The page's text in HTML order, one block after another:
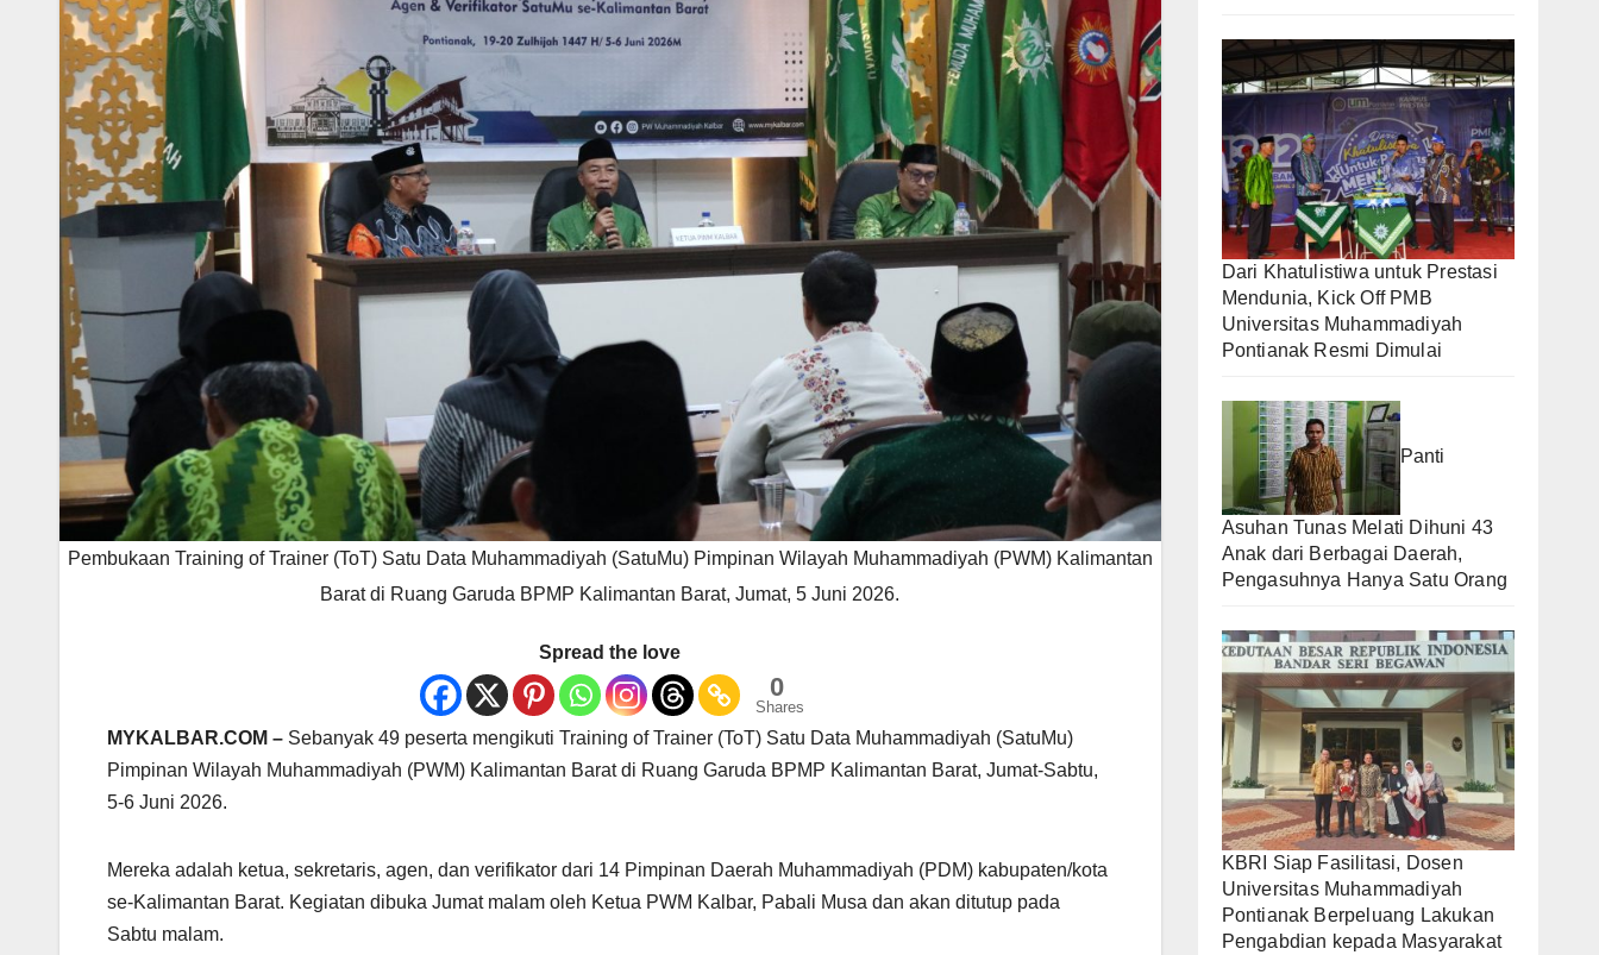
Pembukaan Training of Trainer (ToT) Satu Data Muhammadiyah (SatuMu) Pimpinan Wilayah Muhammadiyah (PWM) Kalimantan
Barat di Ruang Garuda BPMP Kalimantan Barat, Jumat, 5 Juni 2026.
Spread the love
0
Shares
MYKALBAR.COM – Sebanyak 49 peserta mengikuti Training of Trainer (ToT) Satu Data Muhammadiyah (SatuMu)
Pimpinan Wilayah Muhammadiyah (PWM) Kalimantan Barat di Ruang Garuda BPMP Kalimantan Barat, Jumat-Sabtu,
5-6 Juni 2026.
Mereka adalah ketua, sekretaris, agen, dan verifikator dari 14 Pimpinan Daerah Muhammadiyah (PDM) kabupaten/kota
se-Kalimantan Barat. Kegiatan dibuka Jumat malam oleh Ketua PWM Kalbar, Pabali Musa dan akan ditutup pada
Sabtu malam.
Dari Khatulistiwa untuk Prestasi
Mendunia, Kick Off PMB
Universitas Muhammadiyah
Pontianak Resmi Dimulai
Panti
Asuhan Tunas Melati Dihuni 43
Anak dari Berbagai Daerah,
Pengasuhnya Hanya Satu Orang
KBRI Siap Fasilitasi, Dosen
Universitas Muhammadiyah
Pontianak Berpeluang Lakukan
Pengabdian kepada Masyarakat